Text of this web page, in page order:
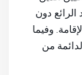
دون
وفيما
من